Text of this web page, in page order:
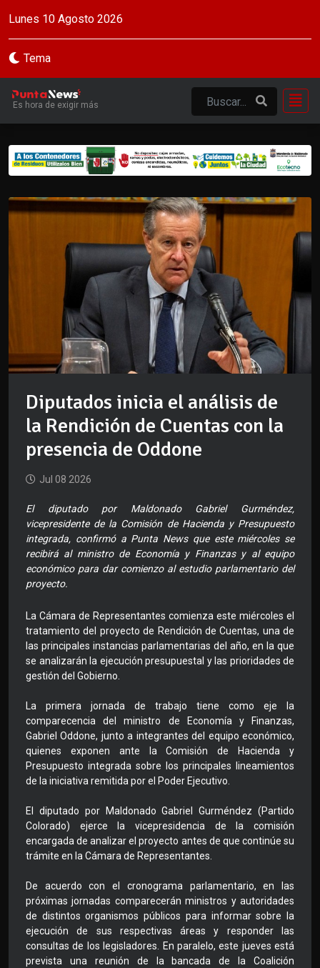
Lunes 10 Agosto 2026
Tema
Es hora de exigir más
Diputados inicia el análisis de
la Rendición de Cuentas con la
presencia de Oddone
Jul 08 2026
El diputado por Maldonado Gabriel Gurméndez,
vicepresidente de la Comisión de Hacienda y Presupuesto
integrada, confirmó a Punta News que este miércoles se
recibirá al ministro de Economía y Finanzas y al equipo
económico para dar comienzo al estudio parlamentario del
proyecto.
La Cámara de Representantes comienza este miércoles el
tratamiento del proyecto de Rendición de Cuentas, una de
las principales instancias parlamentarias del año, en la que
se analizarán la ejecución presupuestal y las prioridades de
gestión del Gobierno.
La primera jornada de trabajo tiene como eje la
comparecencia del ministro de Economía y Finanzas,
Gabriel Oddone, junto a integrantes del equipo económico,
quienes exponen ante la Comisión de Hacienda y
Presupuesto integrada sobre los principales lineamientos
de la iniciativa remitida por el Poder Ejecutivo.
El diputado por Maldonado Gabriel Gurméndez (Partido
Colorado) ejerce la vicepresidencia de la comisión
encargada de analizar el proyecto antes de que continúe su
trámite en la Cámara de Representantes.
De acuerdo con el cronograma parlamentario, en las
próximas jornadas comparecerán ministros y autoridades
de distintos organismos públicos para informar sobre la
ejecución de sus respectivas áreas y responder las
consultas de los legisladores. En paralelo, este jueves está
prevista una reunión de la bancada de la Coalición